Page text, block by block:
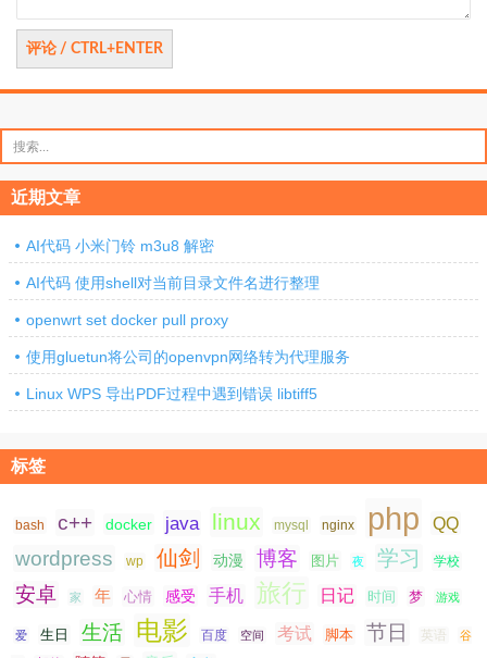
索：
近期文章
AI代码 小米门铃 m3u8 解密
AI代码 使用shell对当前目录文件名进行整理
openwrt set docker pull proxy
使用gluetun将公司的openvpn网络转为代理服务
Linux WPS 导出PDF过程中遇到错误 libtiff5
标签
bash c++ docker java linux mysql nginx php QQ
wordpress wp 仙剑 动漫 博客 图片 夜 学习 学校
安卓 家 年 心情 感受 手机 旅行 日记 时间 梦 游戏
爱 生日 生活 电影 百度 空间 考试 脚本 节日 英语 谷